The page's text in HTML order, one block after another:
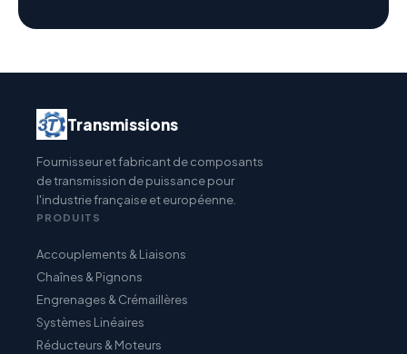
Transmissions
Fournisseur et fabricant de composants
de transmission de puissance pour
l'industrie française et européenne.
PRODUITS
Accouplements & Liaisons
Chaînes & Pignons
Engrenages & Crémaillères
Systèmes Linéaires
Réducteurs & Moteurs